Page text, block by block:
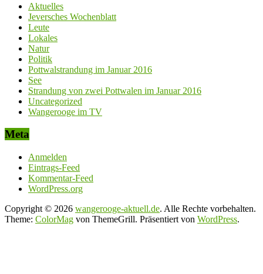
Aktuelles
Jeversches Wochenblatt
Leute
Lokales
Natur
Politik
Pottwalstrandung im Januar 2016
See
Strandung von zwei Pottwalen im Januar 2016
Uncategorized
Wangerooge im TV
Meta
Anmelden
Eintrags-Feed
Kommentar-Feed
WordPress.org
Copyright © 2026 wangerooge-aktuell.de. Alle Rechte vorbehalten.
Theme: ColorMag von ThemeGrill. Präsentiert von WordPress.